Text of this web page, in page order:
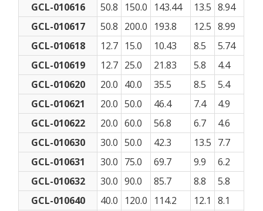
GCL-010616
50.8 150.0 143.44 13.5 8.94
GCL-010617
50.8 200.0 193.8 12.5 8.99
GCL-010618
12.7 15.0 10.43 8.5
5.74
GCL-010619
12.7 25.0 21.83 5.8
4.4
GCL-010620
20.0 40.0 35.5 8.5
5.4
GCL-010621
20.0 50.0 46.4 7.4
4.9
GCL-010622
20.0 60.0 56.8 6.7
4.6
GCL-010630
30.0 50.0 42.3 13.5 7.7
GCL-010631
30.0 75.0 69.7 9.9
6.2
GCL-010632
30.0 90.0 85.7 8.8
5.8
GCL-010640
40.0 120.0 114.2 12.1
8.1